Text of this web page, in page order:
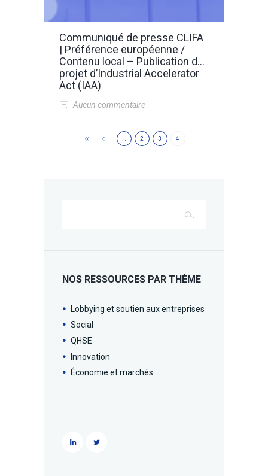
Communiqué de presse CLIFA
| Préférence européenne /
Contenu local – Publication du
projet d’Industrial Accelerator
Act (IAA)
Aucun commentaire
2 3 4
NOS RESSOURCES PAR THÈME
Lobbying et soutien aux entreprises
Social
QHSE
Innovation
Économie et marchés